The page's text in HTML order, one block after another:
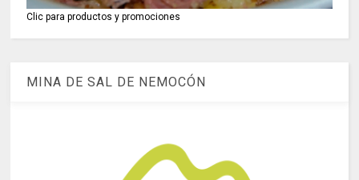
Clic para productos y promociones
MINA DE SAL DE NEMOCÓN